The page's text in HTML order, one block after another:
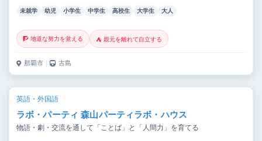
未就学 幼児 小学生 中学生 高校生 大学生 大人
🧗 地道な努力を覚える ⛺ 親元を離れて自立する
那覇市 ｜ 古島
英語・外国語
ラボ・パーティ 森山パーティラボ・ハウス
物語・劇・交流を通して「ことば」と「人間力」を育てる